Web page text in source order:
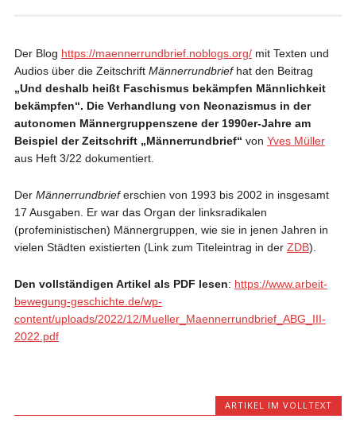
Der Blog https://maennerrundbrief.noblogs.org/mit Texten und
Audios über die Zeitschrift Männerrundbriefhat den Beitrag
„Und deshalb heißt Faschismus bekämpfen Männlichkeit
bekämpfen“. Die Verhandlung von Neonazismus in der
autonomen Männergruppenszene der 1990er-Jahre am
Beispiel der Zeitschrift „Männerrundbrief“ von Yves Müller
aus Heft 3/22 dokumentiert.
Der Männerrundbrieferschien von 1993 bis 2002 in insgesamt
17 Ausgaben. Er war das Organ der linksradikalen
(profeministischen) Männergruppen, wie sie in jenen Jahren in
vielen Städten existierten (Link zum Titeleintrag in der ZDB).
Den vollständigen Artikel als PDF lesen: https://www.arbeit-
bewegung-geschichte.de/wp-
content/uploads/2022/12/Mueller_Maennerrundbrief_ABG_III-
2022.pdf
ARTIKEL IM VOLLTEXT